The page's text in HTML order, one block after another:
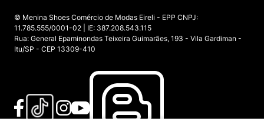
© Menina Shoes Comércio de Modas Eireli - EPP CNPJ:
11.785.555/0001-02 | IE: 387.208.543.115
Rua: General Epaminondas Teixeira Guimarães, 193 - Vila Gardiman -
Itu/SP - CEP 13309-410